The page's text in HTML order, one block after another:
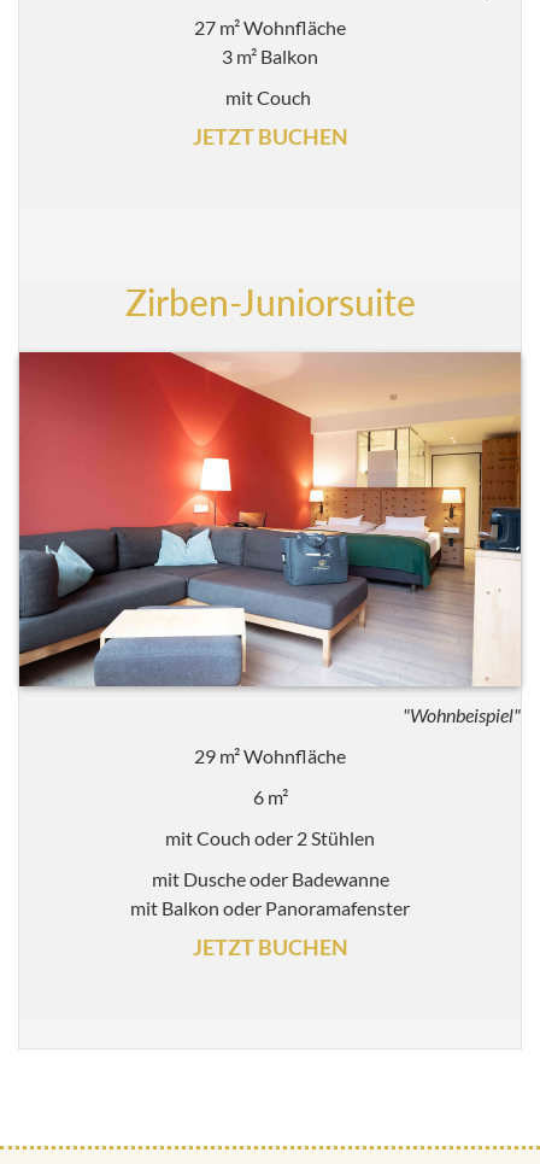
27 m² Wohnfläche
3 m² Balkon
mit Couch
JETZT BUCHEN
Zirben-Juniorsuite
"Wohnbeispiel"
29 m² Wohnfläche
6 m²
mit Couch oder 2 Stühlen
mit Dusche oder Badewanne
mit Balkon oder Panoramafenster
JETZT BUCHEN